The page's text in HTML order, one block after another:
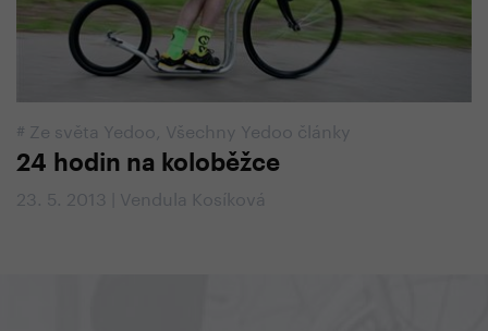
# Ze světa Yedoo Všechny Yedoo články
24 hodin na koloběžce
23. 5. 2013 | Vendula Kosíková